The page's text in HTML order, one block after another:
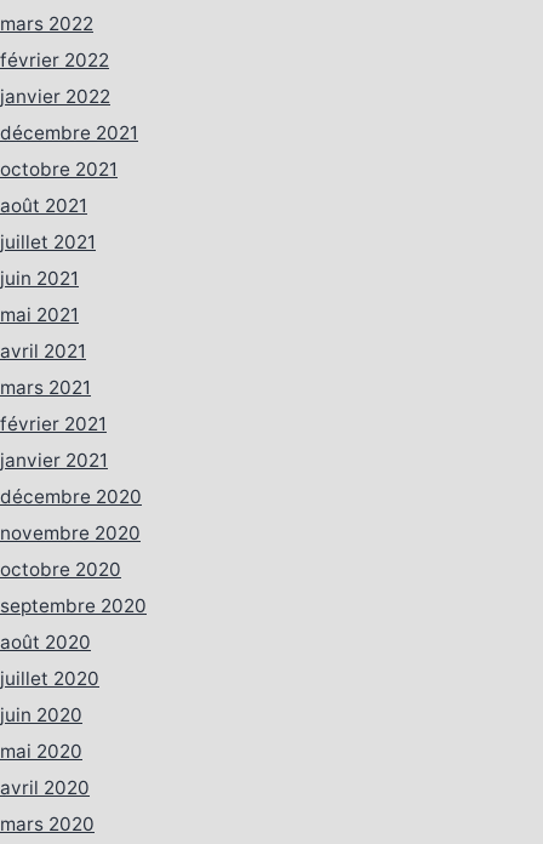
mars 2022
février 2022
janvier 2022
décembre 2021
octobre 2021
août 2021
juillet 2021
juin 2021
mai 2021
avril 2021
mars 2021
février 2021
janvier 2021
décembre 2020
novembre 2020
octobre 2020
septembre 2020
août 2020
juillet 2020
juin 2020
mai 2020
avril 2020
mars 2020